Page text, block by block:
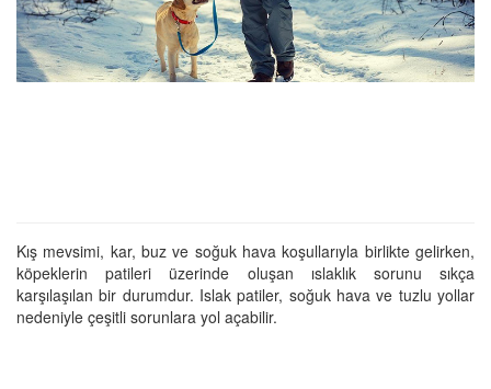
Kış mevsimi, kar, buz ve soğuk hava koşullarıyla birlikte gelirken,
köpeklerin patileri üzerinde oluşan ıslaklık sorunu sıkça
karşılaşılan bir durumdur. Islak patiler, soğuk hava ve tuzlu yollar
nedeniyle çeşitli sorunlara yol açabilir.